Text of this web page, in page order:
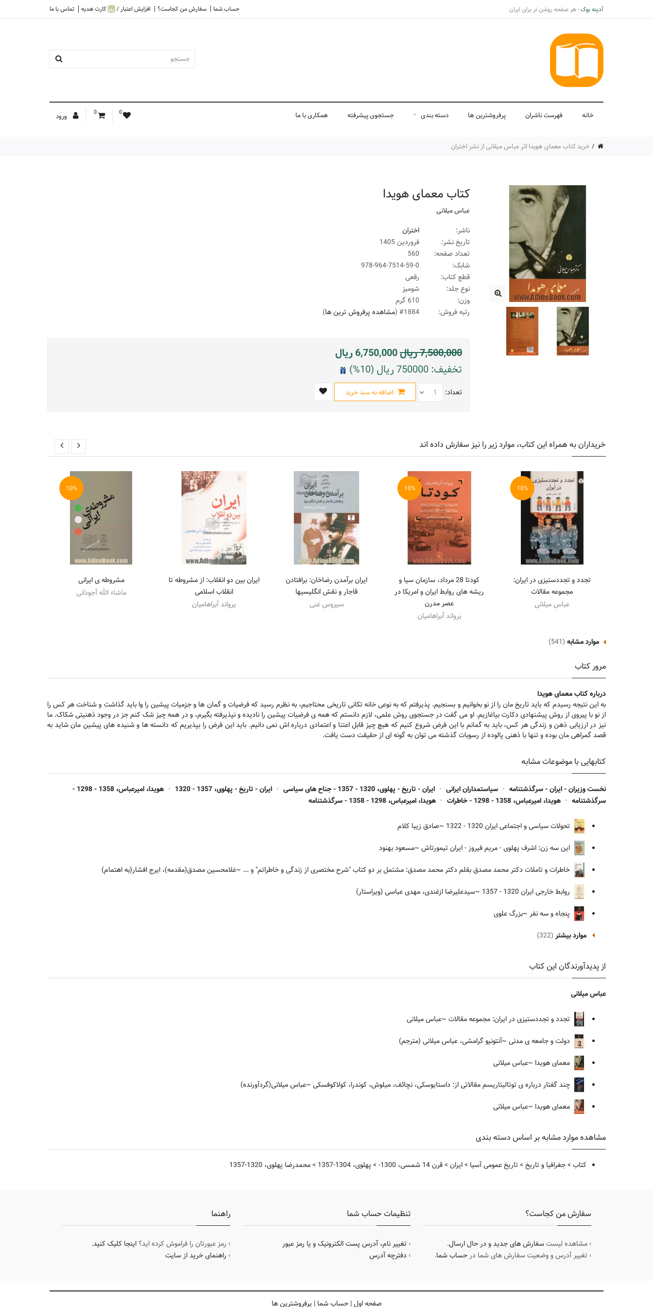
آدینه بوک- هر صفحه روشن تر برای ایران حساب شما سفارش من کجاست؟ افزایش اعتبار / کارت هدیه تماس با ما
0
0 ورود خانه فهرست ناشران پرفروشترین ها دسته بندی جستجوی پیشرفته همکاری با ما
خرید کتاب معمای هویدا اثر عباس میلانی از نشر اختران
کتاب معمای هویدا
عباس میلانی
ناشر:
اختران
تاریخ نشر:
فروردین 1405
تعداد صفحه:
شابک:
978-964-7514-59-0
قطع کتاب:
رقعی
نوع جلد:
شومیز
وزن:
رتبه فروش:
#1884 ( مشاهده پرفروش ترین ها)
7,500,000ریال6,750,000ریال
تخفیف: 750000 ریال (10%)
تعداد: اضافه به سبد خرید
خریداران به همراه این کتاب، موارد زیر را نیز سفارش داده اند
10%
تجدد و تجددستیزی در ایران:
مجموعه مقالات
عباس میلانی
10%
کودتا 28 مرداد، سازمان سیا و
ریشه های روابط ایران و امریکا در
عصر مدرن
یرواند آبراهامیان
ایران برآمدن رضاخان: برافتادن
قاجار و نقش انگلیسیها
سیروس غنی
ایران بین دو انقلاب: از مشروطه تا
انقلاب اسلامی
یرواند آبراهامیان
10%
مشروطه ی ایرانی
ماشاء الله آجودانی
موارد مشابه (541)
مرور کتاب
درباره کتاب معمای هویدا
به این نتیجه رسیدم که باید تاریخ مان را از نو بخوانیم و بسنجیم. پذیرفتم که به نوعی خانه تکانی تاریخی محتاجیم، به نظرم رسید که فرضیات و گمان ها و جزمیات پیشین را وا باید گذاشت و شناخت هر کس را
از نو با پیروی از روش پیشنهادی دکارت بیاغازیم. او می گفت در جستجوی روش علمی، لازم دانستم که همه ی فرضیات پیشین را نادیده و نپذیرفته بگیرم، و در همه چیز شک کنم جز در وجود ذهنیتی شکاک. ما
نیز در ارزیابی ذهن و زندگی هر کس، باید به گمانم با این فرض شروع کنیم که هیچ چیز قابل اعتنا و اعتمادی درباره اش نمی دانیم. باید این فرض را بپذیریم که دانسته ها و شنیده های پیشین مان شاید به
قصد گمراهی مان بوده و تنها با ذهنی پالوده از رسوبات گذشته می توان به گونه ای از حقیقت دست یافت.
کتابهایی با موضوعات مشابه
نخست وزیران - ایران - سرگذشتنامه • سیاستمداران ایرانی • ایران - تاریخ - پهلوی، 1320 - 1357 - جناح های سیاسی • ایران - تاریخ - پهلوی، 1357 - 1320 •
هویدا، امیرعباس، 1358 - 1298 -
سرگذشتنامه • هویدا، امیرعباس، 1358 - 1298 - خاطرات • هویدا، امیرعباس، 1298 - 1358 - سرگذشتنامه
تحولات سیاسی و اجتماعی ایران 1320 - 1322
~صادق زیبا کلام
این سه زن: اشرف پهلوی - مریم فیروز - ایران تیمورتاش ~مسعود بهنود
خاطرات و تاملات دکتر محمد مصدق بقلم دکتر محمد مصدق: مشتمل بر دو کتاب "شرح مختصری از زندگی و خاطراتم" و ... ~غلامحسین مصدق(مقدمه)، ایرج افشار(به اهتمام)
روابط خارجی ایران 1320 - 1357
~سیدعلیرضا ازغندی، مهدی عباسی (ویراستار)
پنجاه و سه نفر ~بزرگ علوی
موارد بیشتر (322)
از پدیدآورندگان این کتاب
عباس میلانی
تجدد و تجددستیزی در ایران: مجموعه مقالات ~عباس میلانی
دولت و جامعه ی مدنی ~آنتونیو گرامشی، عباس میلانی (مترجم)
معمای هویدا ~عباس میلانی
چند گفتار درباره ی توتالیتاریسم مقالاتی از: داستایوسکی، نچائف، میلوش، کوندرا، کولاکوفسکی ~عباس میلانی(گردآورنده)
معمای هویدا ~عباس میلانی
مشاهده موارد مشابه بر اساس دسته بندی
کتاب >جغرافیا و تاریخ > تاریخ عمومی آسیا >ایران >قرن 14 شمسی، 1300- > پهلوی، 1304-1357 >محمدرضا پهلوی، 1320-1357
سفارش من کجاست؟
› مشاهده لیستسفارش های جدید و در حال ارسال.
› تغییر آدرس و وضعیت سفارش های شما درحساب شما.
تنظیمات حساب شما
› تغییر نام، آدرس پست الکترونیک و یا رمز عبور
› دفترچه آدرس
راهنما
› رمز عبورتان را فراموش کرده اید؟اینجا کلیک کنید.
› راهنمای خرید از سایت
صفحه اول|حساب شما | پرفروشترین ها